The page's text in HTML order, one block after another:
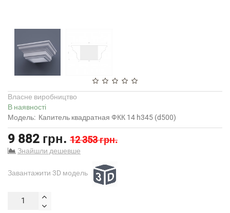
Власне виробництво
В наявності
Модель: Капитель квадратная ФКК 14 h345 (d500)
9 882 грн. 12 353 грн.
Знайшли дешевше
Завантажити 3D модель